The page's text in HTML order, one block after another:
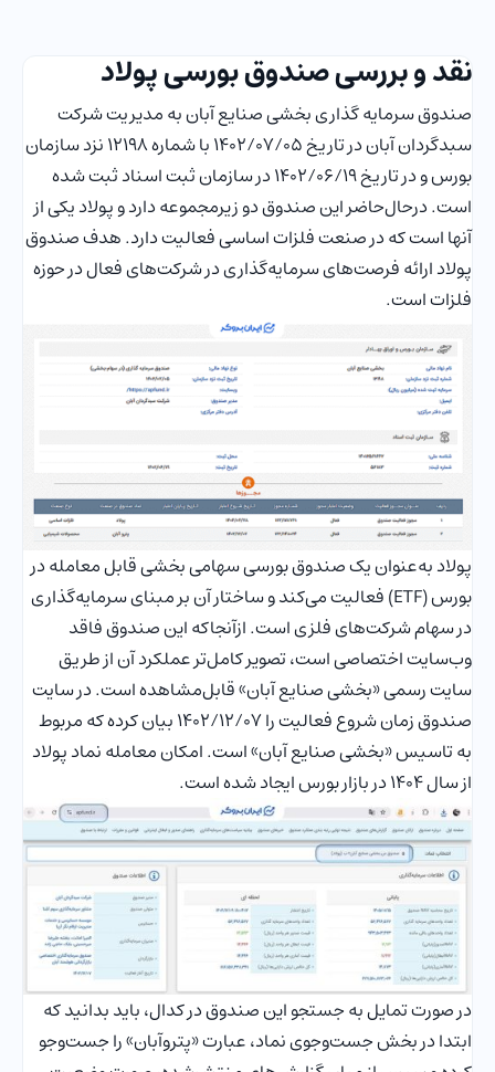
نقد و بررسی صندوق بورسی پولاد
صندوق سرمایه گذاری بخشی صنایع آبان به مدیریت شرکت
سبدگردان آبان در تاریخ 1402/07/05 با شماره 12198 نزد سازمان
بورس و در تاریخ 1402/06/19 در سازمان ثبت اسناد ثبت شده
است. درحال‌حاضر این صندوق دو زیرمجموعه دارد و پولاد یکی از
آنها است که در صنعت فلزات اساسی فعالیت دارد. هدف صندوق
پولاد ارائه فرصت‌های سرمایه‌گذاری در شرکت‌های فعال در حوزه
فلزات است.
پولاد به‌عنوان یک صندوق بورسی سهامی بخشی قابل معامله در
بورس (ETF) فعالیت می‌کند و ساختار آن بر مبنای سرمایه‌گذاری
در سهام شرکت‌های فلزی است. ازآنجاکه این صندوق فاقد
وب‌سایت اختصاصی است، تصویر کامل‌تر عملکرد آن از طریق
سایت رسمی «بخشی صنایع آبان» قابل‌مشاهده است. در سایت
صندوق زمان شروع فعالیت را ۱۴۰۲/۱۲/۰۷ بیان کرده که مربوط
به تاسیس «بخشی صنایع آبان» است. امکان معامله نماد پولاد
از سال 1404 در بازار بورس ایجاد شده است.
در صورت تمایل به جستجو این صندوق در کدال، باید بدانید که
ابتدا در بخش جست‌وجوی نماد، عبارت «پتروآبان» را جست‌وجو